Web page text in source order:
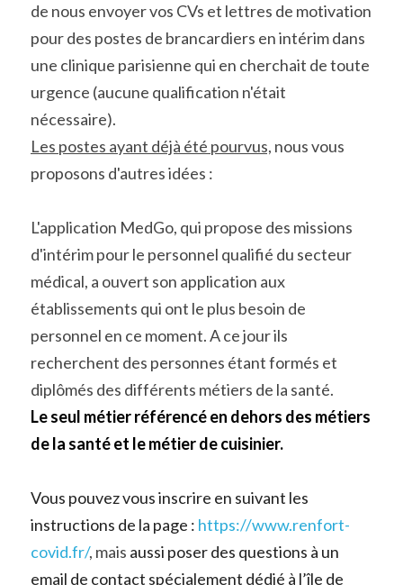
de nous envoyer vos CVs et lettres de motivation
pour des postes de brancardiers en intérim dans
une clinique parisienne qui en cherchait de toute
urgence (aucune qualification n'était
nécessaire).
Les postes ayant déjà été pourvus, nous vous
proposons d'autres idées :
L'application MedGo, qui propose des missions
d'intérim pour le personnel qualifié du secteur
médical, a ouvert son application aux
établissements qui ont le plus besoin de
personnel en ce moment. A ce jour ils
recherchent des personnes étant formés et
diplômés des différents métiers de la santé.
Le seul métier référencé en dehors des métiers
de la santé et le métier de cuisinier.
Vous pouvez vous inscrire en suivant les
instructions de la page : https://www.renfort-
covid.fr/, mais aussi poser des questions à un
email de contact spécialement dédié à l’île de